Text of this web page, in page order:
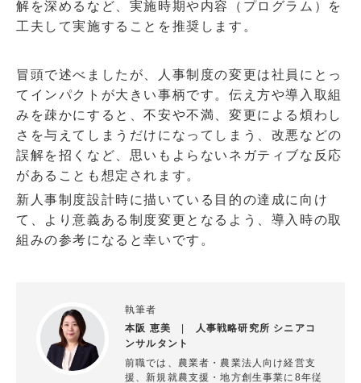
解を深めるなど、実施時期や内容（プログラム）を
工夫して実施することを推奨します。
冒頭で述べましたが、人事制度の変更は社員にとっ
てインパクトが大きい事柄です。伝え方や導入取組
みを疎かにすると、不安や不満、変更による煩わし
さを与えてしまうだけになってしまう、改悪などの
誤解を招くなど、思いもよらないネガティブな反応
があることも想定されます。
新人事制度設計時に描いている目的の達成に向け
て、より意義ある制度変更となるよう、導入時の取
組みの参考になると幸いです。
執筆者
本阪 恵美 |
人事戦略研究所 シニアコ
ンサルタント
前職では、農業者・農業法人向け経営支
援、新規就農支援・地方創生事業に8年従